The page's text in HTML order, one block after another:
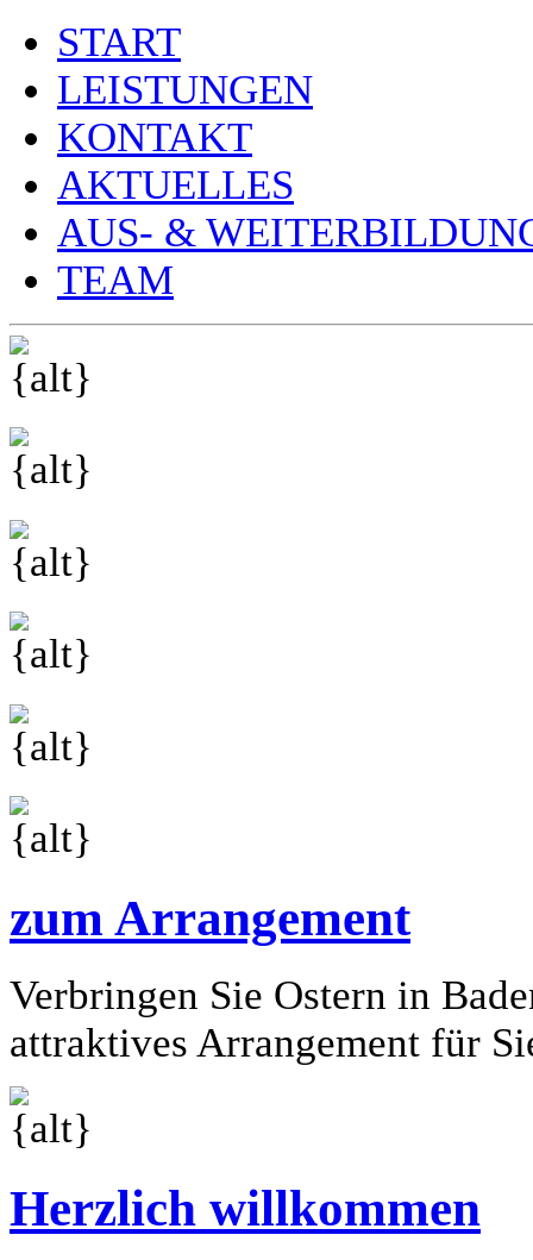
START
LEISTUNGEN
KONTAKT
AKTUELLES
AUS- &
TEAM
zum Arrangement
Verbringen Sie Ostern in
attraktives Arrangement für
Herzlich willkommen